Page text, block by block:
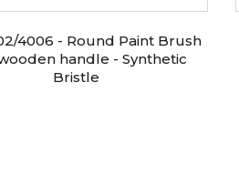
4006 - Round Paint Brush
handle - Synthetic
Bristle